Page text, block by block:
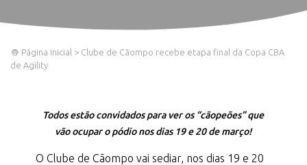
Página inicial > Clube de Cãompo recebe etapa final da Copa CBA
de Agility
Todos estão convidados para ver os “cãopeões” que
vão ocupar o pódio nos dias 19 e 20 de março!
O Clube de Cãompo vai sediar, nos dias 19 e 20